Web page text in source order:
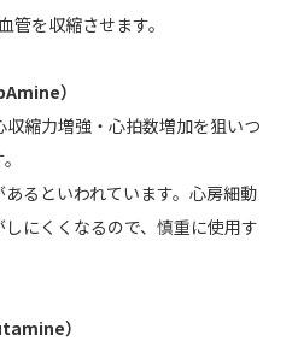
管を収縮させます。
）
縮力増強・心拍数増加を狙いつ
るといわれています。心房細動
にくくなるので、慎重に使用す
）